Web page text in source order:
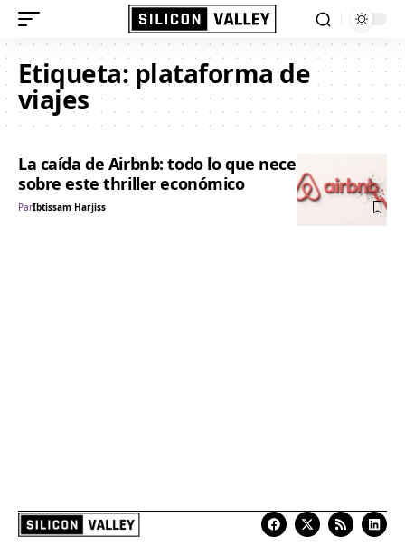
Etiqueta: plataforma de
viajes
La caída de Airbnb: todo lo que necesitas saber
sobre este thriller económico
ParIbtissam Harjiss